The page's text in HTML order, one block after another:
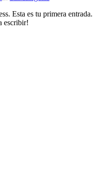
Esta es tu primera entrada.
escribir!